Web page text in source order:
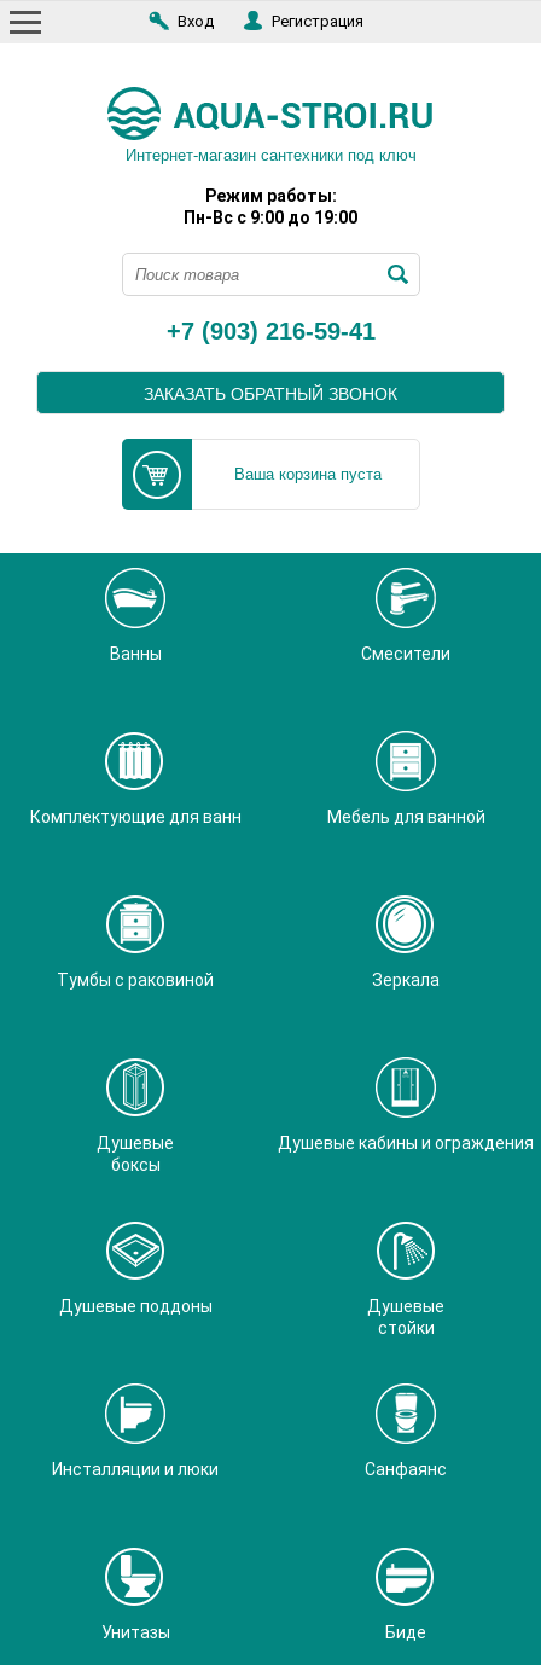
Вход Регистрация
Интернет-магазин сантехники под ключ
Режим работы:
Пн-Вс с 9:00 до 19:00
+7 (903) 216-59-41
ЗАКАЗАТЬ ОБРАТНЫЙ ЗВОНОК
Ваша корзина пуста
Ванны Смесители
Комплектующие для ванн Мебель для ванной
Тумбы с раковиной Зеркала
Душевые
боксы
Душевые кабины и ограждения
Душевые поддоны
Душевые
стойки
Инсталляции и люки Санфаянс
Унитазы Биде